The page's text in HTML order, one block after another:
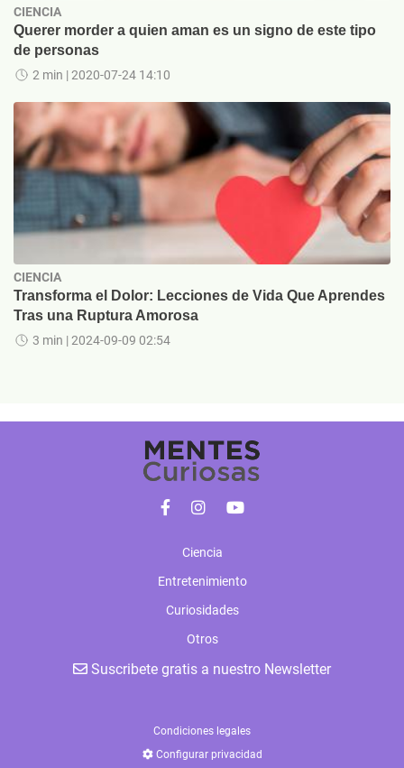
CIENCIA
Querer morder a quien aman es un signo de este tipo
de personas
2 min | 2020-07-24 14:10
CIENCIA
Transforma el Dolor: Lecciones de Vida Que Aprendes
Tras una Ruptura Amorosa
3 min | 2024-09-09 02:54
Ciencia
Entretenimiento
Curiosidades
Otros
Suscribete gratis a nuestro Newsletter
Condiciones legales
Configurar privacidad